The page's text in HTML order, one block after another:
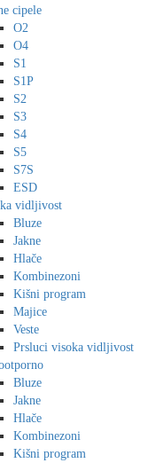
cipele
O2
O4
S1
S1P
S2
S3
S4
S5
S7S
ESD
vidljivost
Bluze
Jakne
Hlače
Kombinezoni
Kišni program
Majice
Veste
Prsluci visoka vidljivost
Bluze
Jakne
Hlače
Kombinezoni
Kišni program